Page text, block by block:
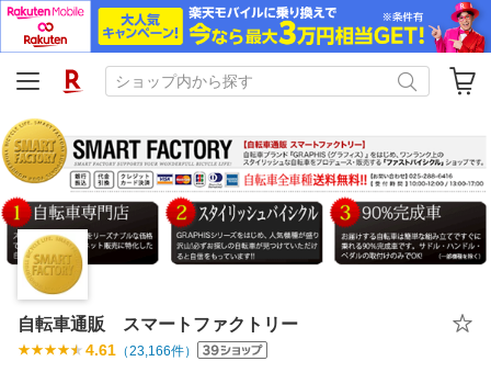
自転車通販 スマートファクトリー
4.61 （23,166件）